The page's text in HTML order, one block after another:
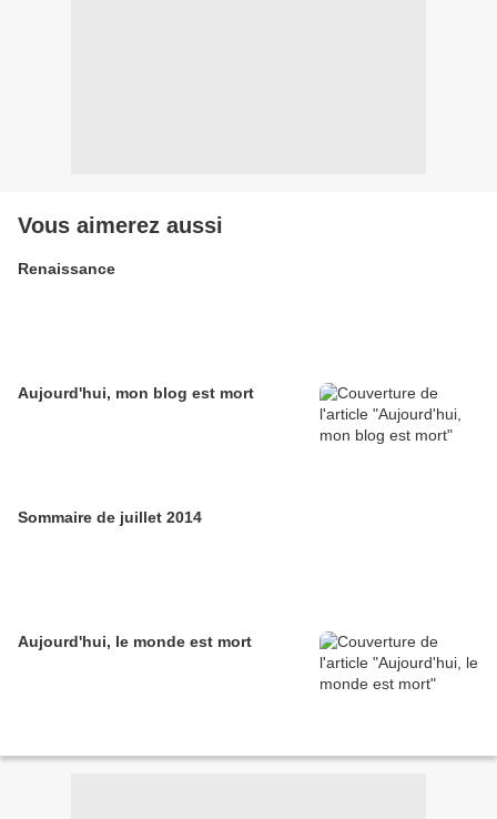
Vous aimerez aussi
Renaissance
Aujourd'hui, mon blog est mort
Sommaire de juillet 2014
Aujourd'hui, le monde est mort